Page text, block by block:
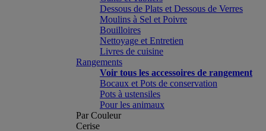
Dessous de Plats et Dessous de Verres
Moulins à Sel et Poivre
Bouilloires
Nettoyage et Entretien
Livres de cuisine
Rangements
Voir tous les accessoires de rangement
Bocaux et Pots de conservation
Pots à ustensiles
Pour les animaux
Par Couleur
Cerise